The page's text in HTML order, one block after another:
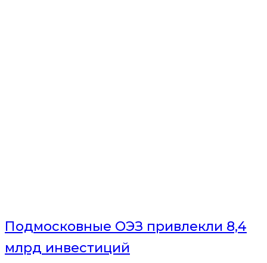
Подмосковные ОЭЗ привлекли 8,4
млрд инвестиций